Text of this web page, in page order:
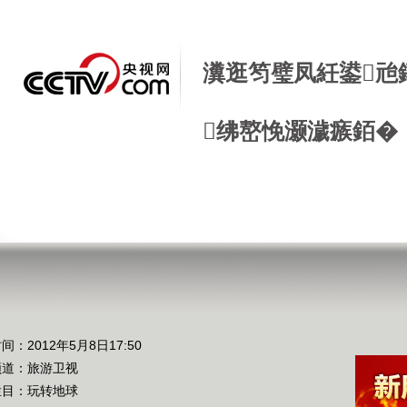
瀵逛笉璧凤紝鍙兘
绋嶅悗灏濊瘯銆�
：2012年5月8日17:50
： 旅游卫视
： 玩转地球